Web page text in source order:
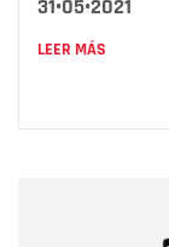
31•05•2021
LEER MÁS